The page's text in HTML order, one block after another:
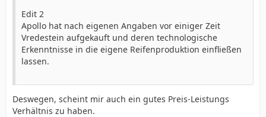
Edit 2
Apollo hat nach eigenen Angaben vor einiger Zeit
Vredestein aufgekauft und deren technologische
Erkenntnisse in die eigene Reifenproduktion einfließen
lassen.
Deswegen, scheint mir auch ein gutes Preis-Leistungs
Verhältnis zu haben.